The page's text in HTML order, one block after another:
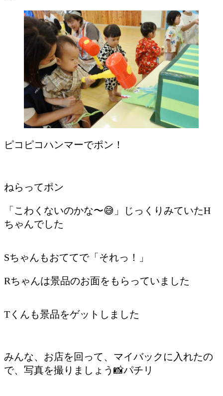
ピコピコハンマーでポン！
ねらってポン
「こわくないのかな〜😅」じっくりみていたH
ちゃんでした
Sちゃんもおててで「それっ！」
Rちゃんは景品のお面をもらっていました
Tくんも景品をゲットしました
みんな、お店を回って、マイバックに入れたの
で、写真を撮りましょう📸パチリ